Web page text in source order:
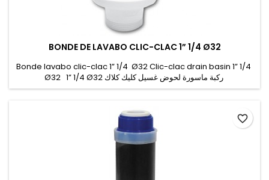
BONDE DE LAVABO CLIC-CLAC 1” 1/4 Ø32
Bonde lavabo clic-clac 1” 1/4 Ø32 Clic-clac drain basin 1” 1/4
Ø32 1” 1/4 Ø32 ركبة ماسورة لحوض غسيل كليك كلاك
favorite_border